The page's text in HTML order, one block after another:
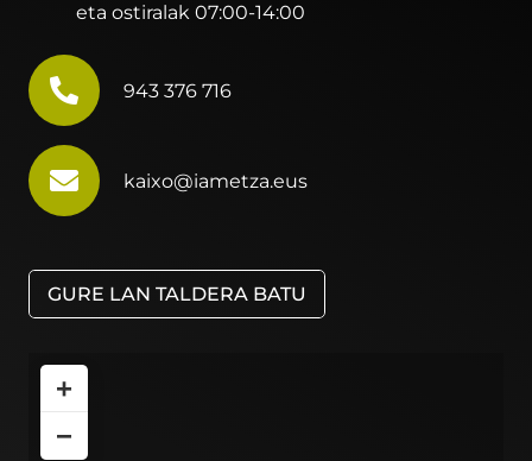
eta ostiralak 07:00-14:00
943 376 716
kaixo@iametza.eus
GURE LAN TALDERA BATU
+
−